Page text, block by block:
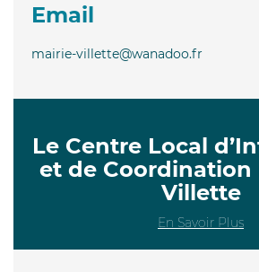
Email
mairie-villette@wanadoo.fr
Le Centre Local
et de Coordination
Villette
En Savoir Plus